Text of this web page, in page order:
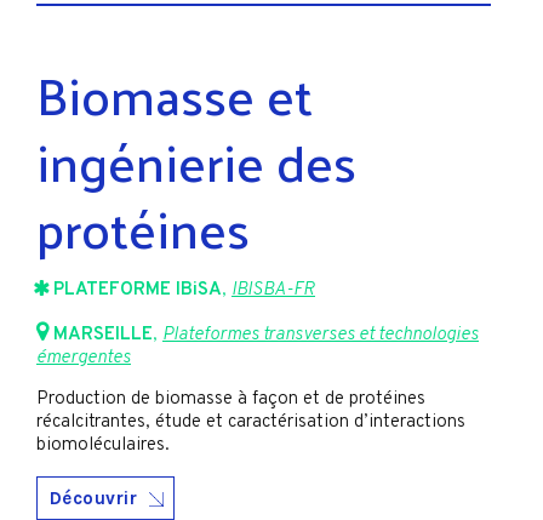
Biomasse et
ingénierie des
protéines
PLATEFORME IBiSA, IBISBA-FR
MARSEILLE, Plateformes transverses et technologies
émergentes
Production de biomasse à façon et de protéines
récalcitrantes, étude et caractérisation d’interactions
biomoléculaires.
Découvrir